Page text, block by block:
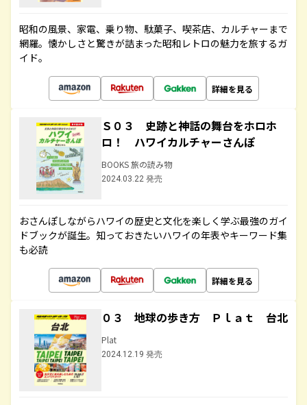
昭和の風景、家電、乗り物、駄菓子、喫茶店、カルチャーまで
網羅。懐かしさと驚きが詰まった昭和レトロの魅力を旅するガ
イド。
詳細を見る
Ｓ０３ 史跡と神話の舞台をホロホ
ロ！ ハワイカルチャーさんぽ
BOOKS 旅の読み物
2024.03.22 発売
おさんぽしながらハワイの歴史と文化を楽しく学ぶ最強のガイ
ドブックが誕生。知っておきたいハワイの年表やキーワード集
も必読
詳細を見る
０３ 地球の歩き方 Ｐｌａｔ 台北
Plat
2024.12.19 発売